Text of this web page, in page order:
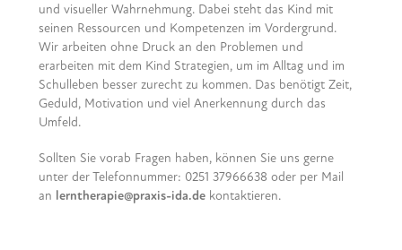
und visueller Wahrnehmung. Dabei steht das Kind mit
seinen Ressourcen und Kompetenzen im Vordergrund.
Wir arbeiten ohne Druck an den Problemen und
erarbeiten mit dem Kind Strategien, um im Alltag und im
Schulleben besser zurecht zu kommen. Das benötigt Zeit,
Geduld, Motivation und viel Anerkennung durch das
Umfeld.
Sollten Sie vorab Fragen haben, können Sie uns gerne
unter der Telefonnummer: 0251 37966638 oder per Mail
an lerntherapie@praxis-ida.dekontaktieren.